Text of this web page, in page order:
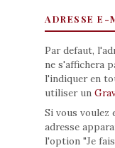
ADRESSE
Par defaut,
ne s'affichera
l'indiquer en
utiliser un
Si vous voulez
adresse
l'option "Je